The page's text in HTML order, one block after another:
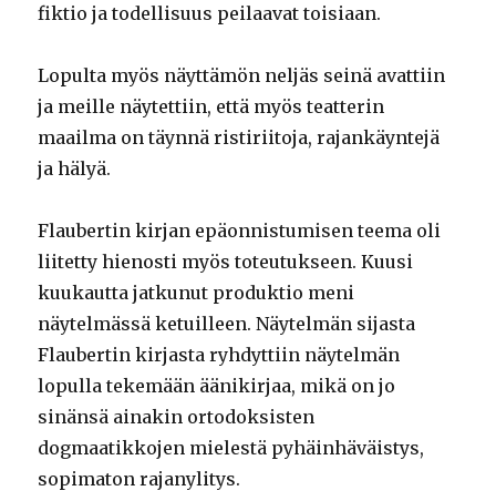
fiktio ja todellisuus peilaavat toisiaan.
Lopulta myös näyttämön neljäs seinä avattiin
ja meille näytettiin, että myös teatterin
maailma on täynnä ristiriitoja, rajankäyntejä
ja hälyä.
Flaubertin kirjan epäonnistumisen teema oli
liitetty hienosti myös toteutukseen. Kuusi
kuukautta jatkunut produktio meni
näytelmässä ketuilleen. Näytelmän sijasta
Flaubertin kirjasta ryhdyttiin näytelmän
lopulla tekemään äänikirjaa, mikä on jo
sinänsä ainakin ortodoksisten
dogmaatikkojen mielestä pyhäinhäväistys,
sopimaton rajanylitys.